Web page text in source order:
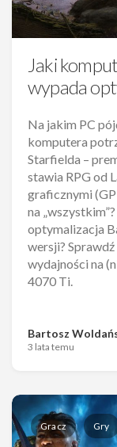
Jaki
wypada
Na jakim PC
komputera
Starfielda –
stawia RPG od
graficznymi
na
optymalizacja
wersji?
wydajności na
4070 Ti.
Bartosz
3 lata temu
Gracz Gry